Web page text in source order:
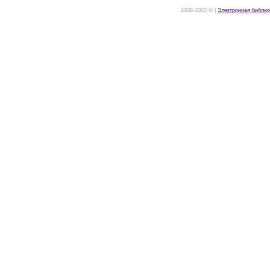
2008-2022 © | Электронная